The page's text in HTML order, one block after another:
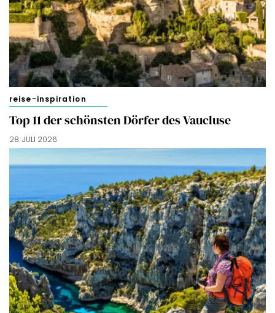
reise-inspiration
Top 11 der schönsten Dörfer des Vaucluse
28. JULI 2026